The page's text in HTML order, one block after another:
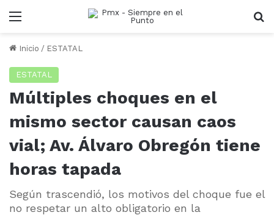
Menu
Inicio / ESTATAL
ESTATAL
Múltiples choques en el
mismo sector causan caos
vial; Av. Álvaro Obregón tiene
horas tapada
Según trascendió, los motivos del choque fue el
no respetar un alto obligatorio en la